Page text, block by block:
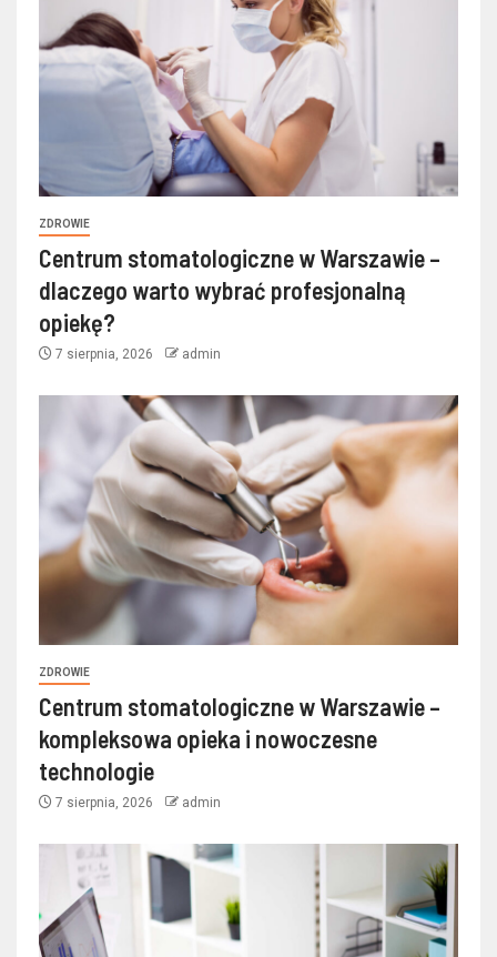
ZDROWIE
Centrum stomatologiczne w Warszawie –
dlaczego warto wybrać profesjonalną
opiekę?
7 sierpnia, 2026 admin
ZDROWIE
Centrum stomatologiczne w Warszawie –
kompleksowa opieka i nowoczesne
technologie
7 sierpnia, 2026 admin